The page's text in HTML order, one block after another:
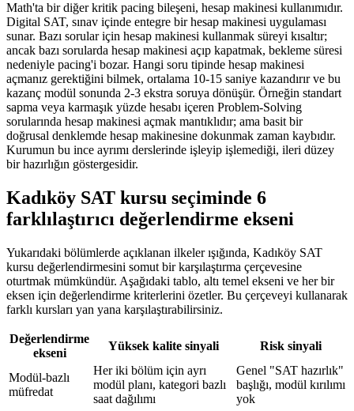
Math'ta bir diğer kritik pacing bileşeni, hesap makinesi kullanımıdır.
Digital SAT, sınav içinde entegre bir hesap makinesi uygulaması
sunar. Bazı sorular için hesap makinesi kullanmak süreyi kısaltır;
ancak bazı sorularda hesap makinesi açıp kapatmak, bekleme süresi
nedeniyle pacing'i bozar. Hangi soru tipinde hesap makinesi
açmanız gerektiğini bilmek, ortalama 10-15 saniye kazandırır ve bu
kazanç modül sonunda 2-3 ekstra soruya dönüşür. Örneğin standart
sapma veya karmaşık yüzde hesabı içeren Problem-Solving
sorularında hesap makinesi açmak mantıklıdır; ama basit bir
doğrusal denklemde hesap makinesine dokunmak zaman kaybıdır.
Kurumun bu ince ayrımı derslerinde işleyip işlemediği, ileri düzey
bir hazırlığın göstergesidir.
Kadıköy SAT kursu seçiminde 6
farklılaştırıcı değerlendirme ekseni
Yukarıdaki bölümlerde açıklanan ilkeler ışığında, Kadıköy SAT
kursu değerlendirmesini somut bir karşılaştırma çerçevesine
oturtmak mümkündür. Aşağıdaki tablo, altı temel ekseni ve her bir
eksen için değerlendirme kriterlerini özetler. Bu çerçeveyi kullanarak
farklı kursları yan yana karşılaştırabilirsiniz.
Değerlendirme
ekseni
Yüksek kalite sinyali Risk sinyali
Modül-bazlı
müfredat
Her iki bölüm için ayrı
modül planı, kategori bazlı
saat dağılımı
Genel "SAT hazırlık"
başlığı, modül kırılımı
yok